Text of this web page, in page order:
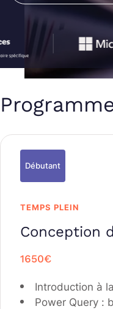
Débutant
TEMPS PLEIN
Conception
1650€
Introduction à
Power Query :